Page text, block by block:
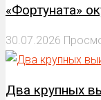
«Фортуната»
30.07.2026
Два крупных